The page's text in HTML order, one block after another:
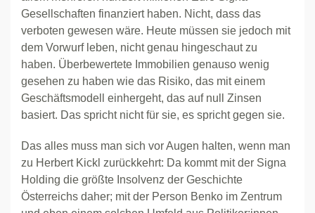
Gesellschaften finanziert haben. Nicht, dass das
verboten gewesen wäre. Heute müssen sie jedoch mit
dem Vorwurf leben, nicht genau hingeschaut zu
haben. Überbewertete Immobilien genauso wenig
gesehen zu haben wie das Risiko, das mit einem
Geschäftsmodell einhergeht, das auf null Zinsen
basiert. Das spricht nicht für sie, es spricht gegen sie.
Das alles muss man sich vor Augen halten, wenn man
zu Herbert Kickl zurückkehrt: Da kommt mit der Signa
Holding die größte Insolvenz der Geschichte
Österreichs daher; mit der Person Benko im Zentrum